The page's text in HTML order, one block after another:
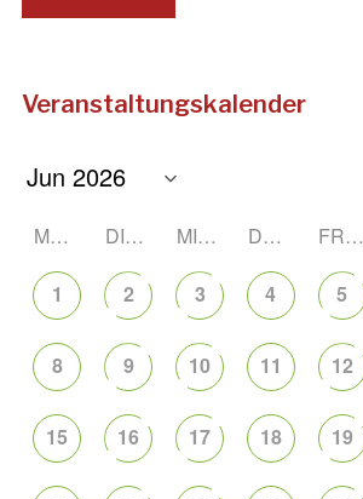
Veranstaltungskalender
MONTAG DIENSTAG MITTWOCH DONNERSTAG FREITAG
1 2 3 4 5
8 9 10 11 12
15 16 17 18 19